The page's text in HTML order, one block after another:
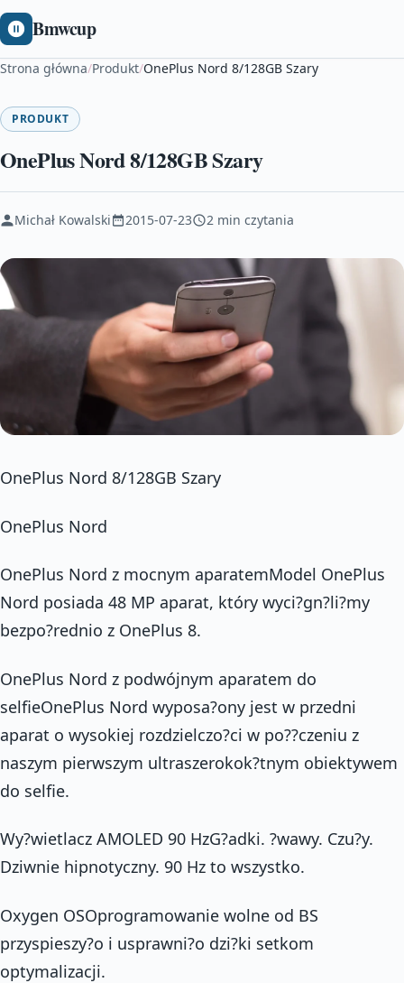
Bmwcup
Strona główna/Produkt/OnePlus Nord 8/128GB Szary
PRODUKT
OnePlus Nord 8/128GB Szary
Michał Kowalski 2015-07-23 2 min czytania
OnePlus Nord 8/128GB Szary
OnePlus Nord
OnePlus Nord z mocnym aparatemModel OnePlus
Nord posiada 48 MP aparat, który wyci?gn?li?my
bezpo?rednio z OnePlus 8.
OnePlus Nord z podwójnym aparatem do
selfieOnePlus Nord wyposa?ony jest w przedni
aparat o wysokiej rozdzielczo?ci w po??czeniu z
naszym pierwszym ultraszerokok?tnym obiektywem
do selfie.
Wy?wietlacz AMOLED 90 HzG?adki. ?wawy. Czu?y.
Dziwnie hipnotyczny. 90 Hz to wszystko.
Oxygen OSOprogramowanie wolne od BS
przyspieszy?o i usprawni?o dzi?ki setkom
optymalizacji.